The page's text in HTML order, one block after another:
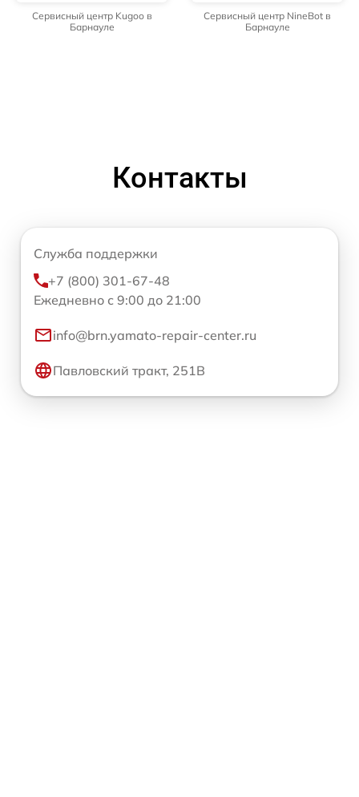
Сервисный центр Kugoo в
Барнауле
Сервисный центр NineBot в
Барнауле
Контакты
Служба поддержки
+7 (800) 301-67-48
Ежедневно с 9:00 до 21:00
info@brn.yamato-repair-center.ru
Павловский тракт, 251В